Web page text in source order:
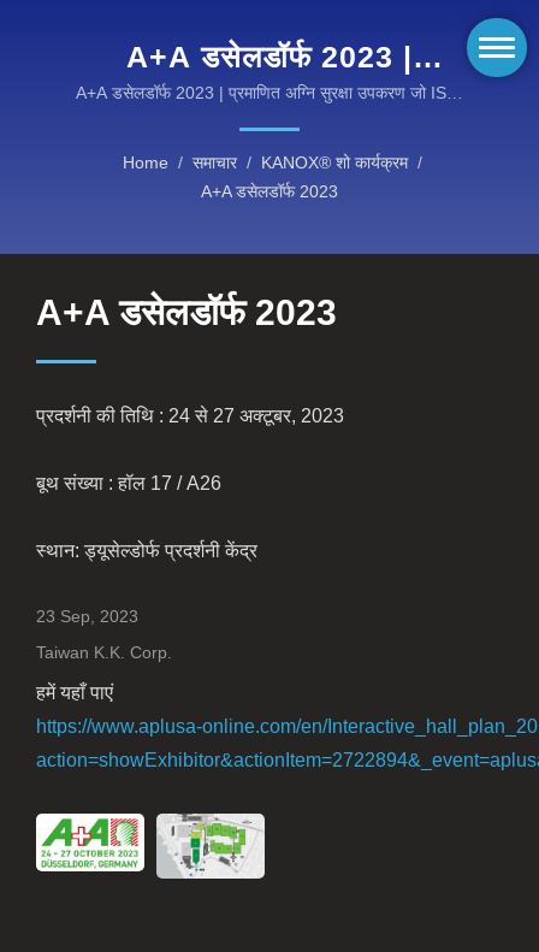
A+A डसेलडॉर्फ 2023 |
KANOX® अग्नि सुरक्षा कपड़े:
टिकाऊ और प्रमाणित अग्नि-
प्रतिरोधी समाधान
A+A डसेलडॉर्फ 2023 | प्रमाणित अग्नि सुरक्षा उपकरण जो ISO,
Home / समाचार / KANOX® शो कार्यक्रम /
A+A डसेलडॉर्फ 2023
A+A डसेलडॉर्फ 2023
प्रदर्शनी की तिथि : 24 से 27 अक्टूबर, 2023
बूथ संख्या : हॉल 17 / A26
स्थान: ड्यूसेल्डोर्फ प्रदर्शनी केंद्र
23 Sep, 2023
Taiwan K.K. Corp.
हमें यहाँ पाएं
https://www.aplusa-online.com/en/